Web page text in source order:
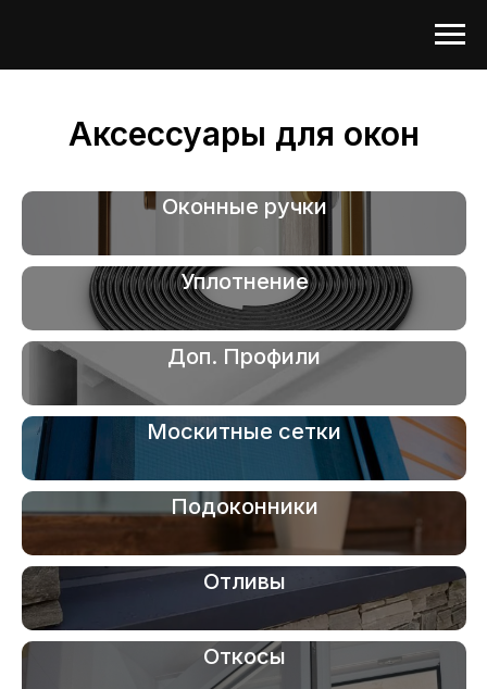
Аксессуары для окон
Оконные ручки
Уплотнение
Доп. Профили
Москитные сетки
Подоконники
Отливы
Откосы